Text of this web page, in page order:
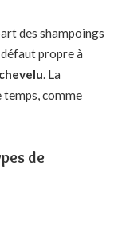
des shampoings
défaut propre à
. La
temps, comme
de